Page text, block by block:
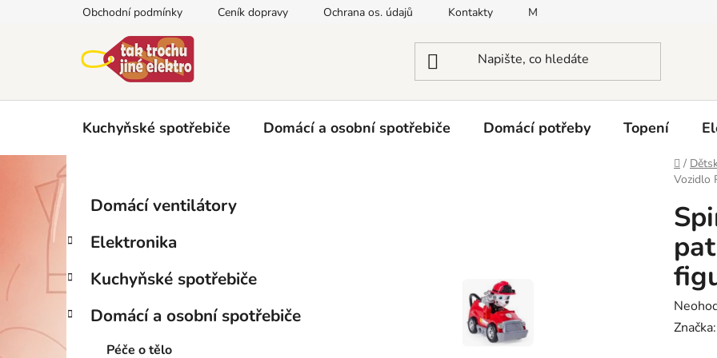
Obchodní podmínky Ceník dopravy Ochrana os. údajů Kontakty Moje objednávka
Kuchyňské spotřebiče Domácí a osobní spotřebiče Domácí potřeby Topení
Domů
/
Vozidlo
s
r
a
n
n
Přeskočit
kategorie
e
o
r
i
Domácí ventilátory
Elektronika
Kuchyňské spotřebiče
Domácí a osobní spotřebiče
Péče o tělo